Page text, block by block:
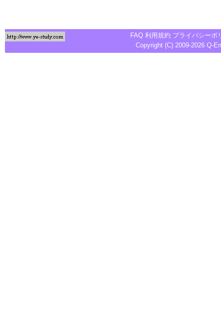
FAQ 利用規約 プライバシーポ
Copyright (C) 2009-2026 Q-